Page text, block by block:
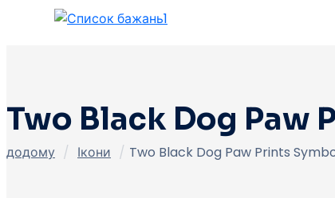
1
Two Black Dog Paw
додому / Ікони / Two Black Dog Paw Prints